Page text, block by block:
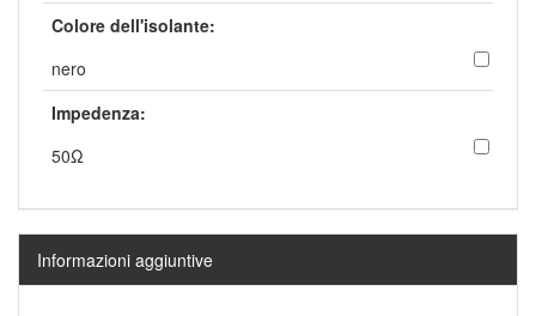
Colore dell'isolante:
nero
Impedenza:
50Ω
Informazioni aggiuntive